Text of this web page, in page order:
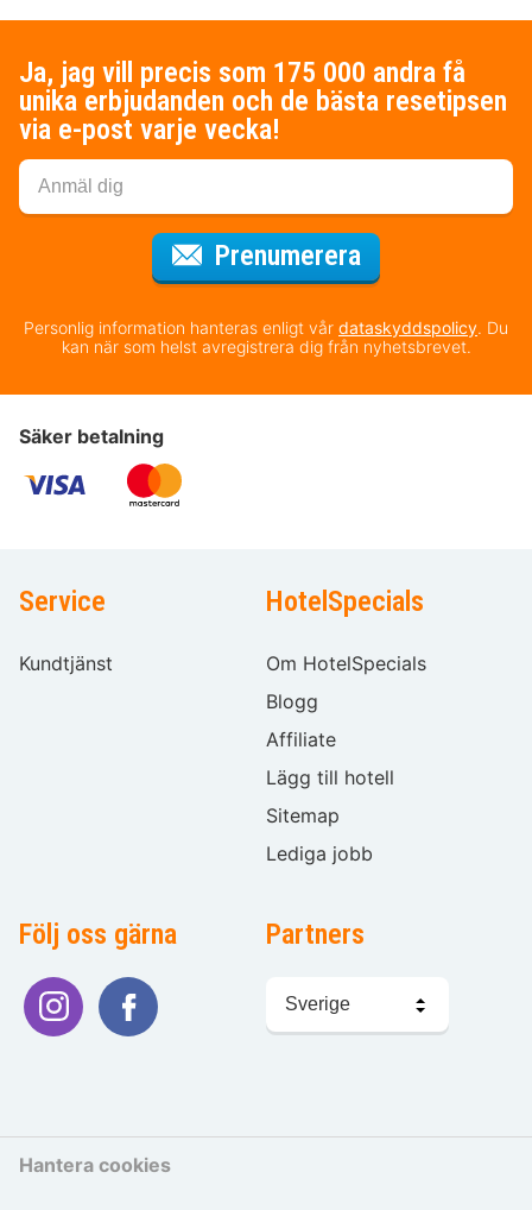
Ja, jag vill precis som 175 000 andra få
unika erbjudanden och de bästa resetipsen
via e-post varje vecka!
Prenumerera
Personlig information hanteras enligt vår dataskyddspolicy. Du
kan när som helst avregistrera dig från nyhetsbrevet.
Säker betalning
Service
Kundtjänst
HotelSpecials
Om HotelSpecials
Blogg
Affiliate
Lägg till hotell
Sitemap
Lediga jobb
Följ oss gärna Partners
språk
Hantera cookies